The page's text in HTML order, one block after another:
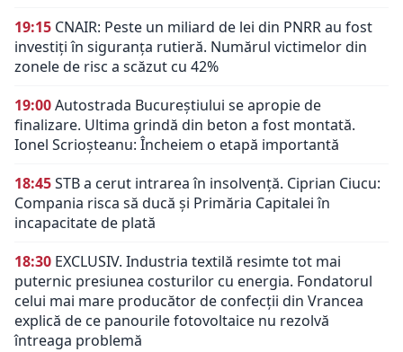
19:15 CNAIR: Peste un miliard de lei din PNRR au fost
investiți în siguranța rutieră. Numărul victimelor din
zonele de risc a scăzut cu 42%
19:00Autostrada Bucureștiului se apropie de
finalizare. Ultima grindă din beton a fost montată.
Ionel Scrioșteanu: Încheiem o etapă importantă
18:45STB a cerut intrarea în insolvență. Ciprian Ciucu:
Compania risca să ducă și Primăria Capitalei în
incapacitate de plată
18:30 EXCLUSIV. Industria textilă resimte tot mai
puternic presiunea costurilor cu energia. Fondatorul
celui mai mare producător de confecții din Vrancea
explică de ce panourile fotovoltaice nu rezolvă
întreaga problemă